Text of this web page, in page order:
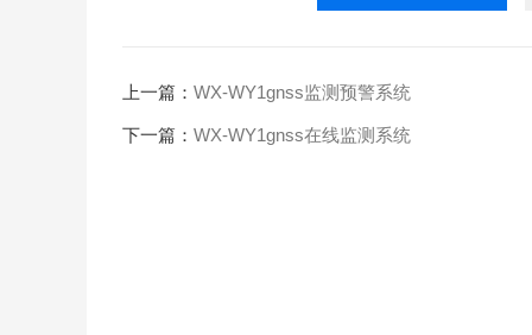
上一篇： WX-WY1gnss监测预警系统
下一篇： WX-WY1gnss在线监测系统